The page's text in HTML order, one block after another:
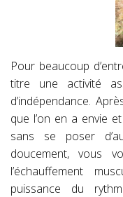
Pour beaucoup
titre une activité
d’indépendance.
que l’on en a envie
sans se poser
doucement, vous
l’échauffement
puissance du